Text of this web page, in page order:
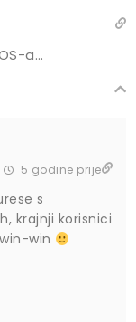
a…
5 godine prije
s
krajnji korisnici
win